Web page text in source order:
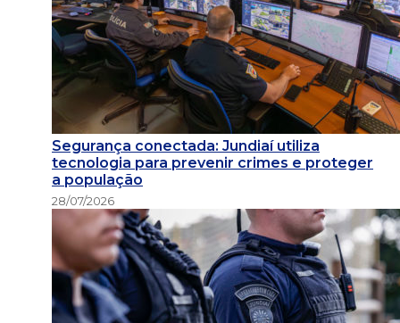
Segurança conectada: Jundiaí utiliza
tecnologia para prevenir crimes e proteger
a população
28/07/2026